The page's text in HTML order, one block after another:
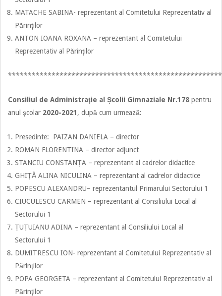
MATACHE SABINA- reprezentant al Comitetului Reprezentativ al
Părinţilor
ANTON IOANA ROXANA – reprezentant al Comitetului
Reprezentativ al Părinţilor
Consiliul de Administraţie al Școlii Gimnaziale Nr.178 pentru
anul şcolar 2020-2021 , după cum urmează:
Presedinte: PAIZAN DANIELA – director
ROMAN FLORENTINA – director adjunct
STANCIU CONSTANȚA – reprezentant al cadrelor didactice
GHIȚĂ ALINA NICULINA – reprezentant al cadrelor didactice
POPESCU ALEXANDRU– reprezentantul Primarului Sectorului 1
CIUCULESCU CARMEN – reprezentant al Consiliului Local al
Sectorului 1
ȚUȚUIANU ADINA – reprezentant al Consiliului Local al
Sectorului 1
DUMITRESCU ION- reprezentant al Comitetului Reprezentativ al
Părinţilor
POPA GEORGETA – reprezentant al Comitetului Reprezentativ al
Părinţilor